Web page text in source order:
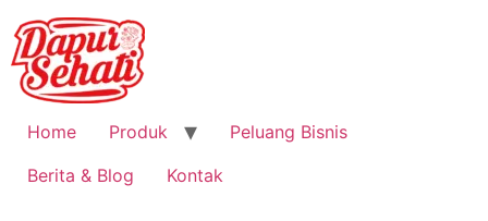
Home Produk
Peluang Bisnis
Berita & Blog
Kontak